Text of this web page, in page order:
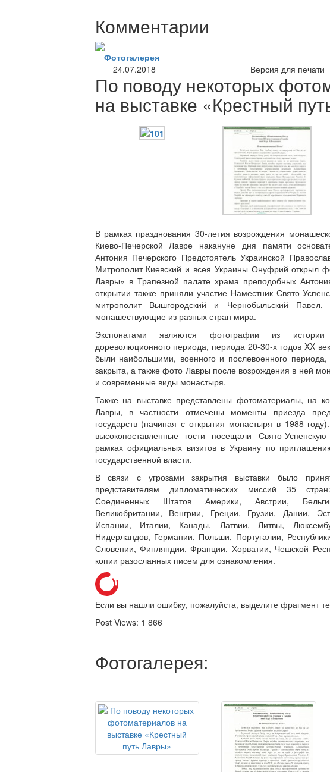
Комментарии
Фотогалерея
24.07.2018
Версия для печати
По поводу некоторых
на выставке «Крестный
В рамках празднования 30-летия возрождения
Киево-Печерской Лавре накануне дня памяти
Антония Печерского Предстоятель Украинской
Митрополит Киевский и всея Украины Онуфрий открыл
Лавры» в Трапезной палате храма преподобных
открытии также приняли участие Наместник Свято-
митрополит Вышгородский и Чернобыльский Павел,
монашествующие из разных стран мира.
Экспонатами являются фотографии из истории
дореволюционного периода, периода 20-30-х годов XX
были наибольшими, военного и послевоенного
закрыта, а также фото Лавры после возрождения в ней
и современные виды монастыря.
Также на выставке представлены фотоматериалы, на
Лавры, в частности отмечены моменты приезда
государств (начиная с открытия монастыря в 1988
высокопоставленные гости посещали Свято-
рамках официальных визитов в Украину по
государственной власти.
В связи с угрозами закрытия выставки было
представителям дипломатических миссий 35
Соединенных Штатов Америки, Австрии,
Великобритании, Венгрии, Греции, Грузии, Дании,
Испании, Италии, Канады, Латвии, Литвы,
Нидерландов, Германии, Польши, Португалии,
Словении, Финляндии, Франции, Хорватии, Чешской
копии разосланных писем для ознакомления.
Если вы нашли ошибку, пожалуйста, выделите фрагмент
Post Views: 1 866
Фотогалерея: